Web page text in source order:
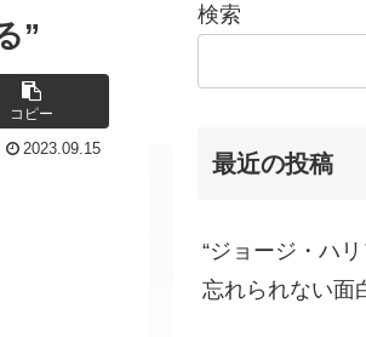
”
コピー
2023.09.15
検索
最近の投稿
“ジョージ・ハ
忘れられない面